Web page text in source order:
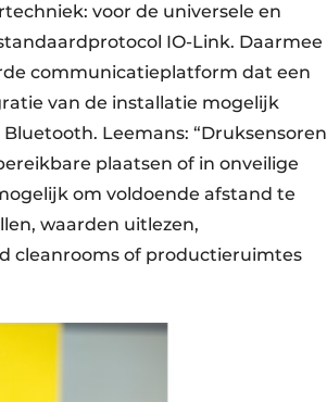
voor de universele en
IO-Link. Daarmee
communicatieplatform dat een
van de installatie mogelijk
Leemans: “Druksensoren
plaatsen of in onveilige
om voldoende afstand te
waarden uitlezen,
cleanrooms of productieruimtes